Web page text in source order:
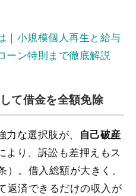
｜小規模個人再生と給与
ーン特則まで徹底解説
て借金を全額免除
な選択肢が、 自己破産
より、訴訟も差押えもス
）。借入総額が大きく、
返済できるだけの収入が